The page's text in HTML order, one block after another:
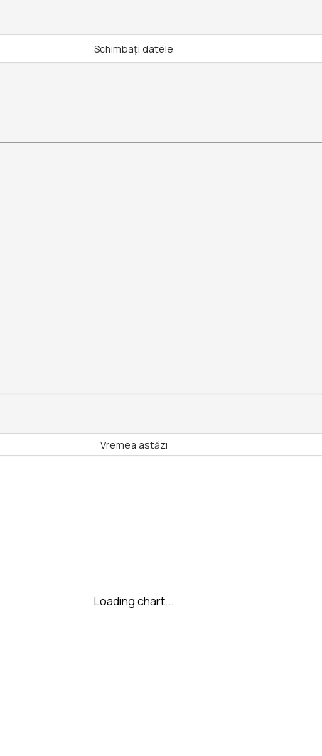
Schimbați datele
Vremea astăzi
Loading chart...